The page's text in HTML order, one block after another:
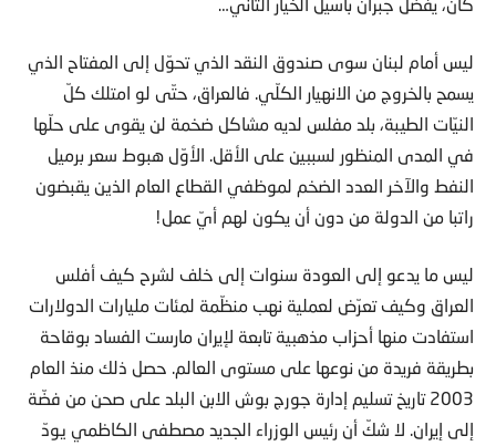
ليس أمام لبنان سوى صندوق النقد الذي تحوّل إلى المفتاح الذي
يسمح بالخروج من الانهيار الكلّي. فالعراق، حتّى لو امتلك كلّ
النيّات الطيبة، بلد مفلس لديه مشاكل ضخمة لن يقوى على حلّها
في المدى المنظور لسببين على الأقل. الأوّل هبوط سعر برميل
النفط والآخر العدد الضخم لموظفي القطاع العام الذين يقبضون
راتبا من الدولة من دون أن يكون لهم أيّ عمل!
ليس ما يدعو إلى العودة سنوات إلى خلف لشرح كيف أفلس
العراق وكيف تعرّض لعملية نهب منظّمة لمئات مليارات الدولارات
استفادت منها أحزاب مذهبية تابعة لإيران مارست الفساد بوقاحة
بطريقة فريدة من نوعها على مستوى العالم. حصل ذلك منذ العام
2003 تاريخ تسليم إدارة جورج بوش الابن البلد على صحن من فضّة
إلى إيران. لا شكّ أن رئيس الوزراء الجديد مصطفى الكاظمي يودّ